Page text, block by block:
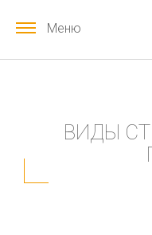
Меню
ВИДЫ